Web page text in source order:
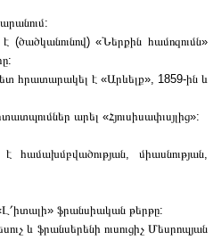
(ծածկանունով) «Ներքին համոզումն»
հրատարակել է «Արևելք», 1859-ին և
արել «Հյուսիսափւսյլից»:
միասնության,
ֆրանսիական թերթը:
և ֆրանսերենի ուսուցիչ Մեսրոպյան